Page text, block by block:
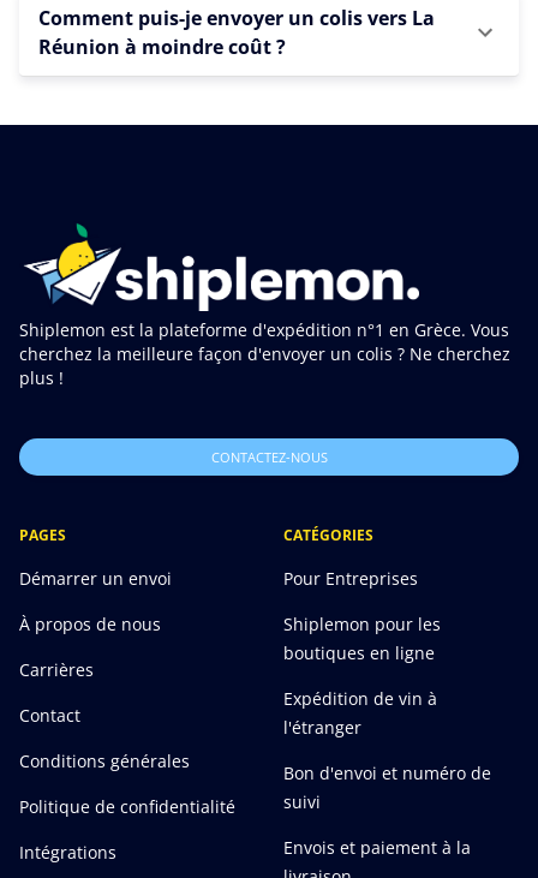
Comment puis-je envoyer un colis vers La
Réunion à moindre coût ?
Shiplemon est la plateforme d'expédition n°1 en Grèce. Vous
cherchez la meilleure façon d'envoyer un colis ? Ne cherchez
plus !
CONTACTEZ-NOUS
PAGES
Démarrer un envoi
À propos de nous
Carrières
Contact
Conditions générales
Politique de confidentialité
Intégrations
CATÉGORIES
Pour Entreprises
Shiplemon pour les
boutiques en ligne
Expédition de vin à
l'étranger
Bon d'envoi et numéro de
suivi
Envois et paiement à la